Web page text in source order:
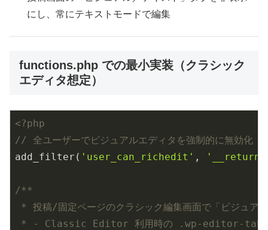
にし、常にテキストモードで編集
functions.php での最小実装（クラシック
エディタ想定）
<?php
// 全ユーザーでビジュアルエディタを強制的に無効化（
add_filter( 'user_can_richedit' ,
/**
* 投稿/固定ページのクラシック編集画面で「ビジュア
* - Classic Editor 利用時の .wp-editor-tabs